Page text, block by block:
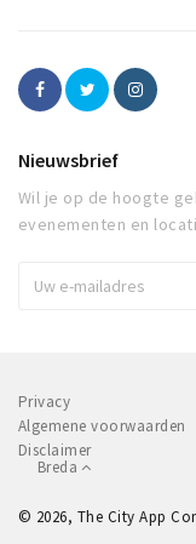
Nieuwsbrief
Wil je op de hoogte
evenementen en
Privacy
Algemene voorwaarden
Disclaimer
Breda
© 2026, The City App